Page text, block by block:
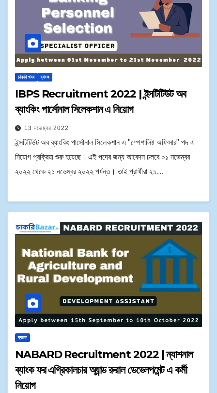
চাকরি খবর ব্যাংক
IBPS Recruitment 2022 | ইন্সটিটিউট অব
ব্যাংকিং পার্সোনাল সিলেকশান এ নিয়োগ
13 নভেম্বর 2022
ইন্সটিটিউট অব ব্যাংকিং পার্সোনাল সিলেকশান এ "স্পেশালিষ্ট অফিসার" পদ এ
নিয়োগ প্রক্রিয়া শুরু হয়েছে। এই পদের জন্য আবেদন চলবে ০১ নভেম্বর
২০২২ থেকে ২১ নভেম্বর ২০২২ পর্যন্ত। তাই প্রার্থীরা ২১…
ব্যাংক
NABARD Recruitment 2022 | ন্যাশনাল
ব্যাংক ফর এগ্রিকালচার অ্যান্ড রুরাল ডেভেলপমেন্ট এ কর্মী
নিয়োগ